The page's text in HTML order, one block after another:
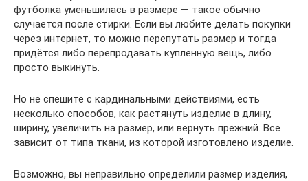
футболка уменьшилась в размере — такое обычно
случается после стирки. Если вы любите делать покупки
через интернет, то можно перепутать размер и тогда
придётся либо перепродавать купленную вещь, либо
просто выкинуть.
Но не спешите с кардинальными действиями, есть
несколько способов, как растянуть изделие в длину,
ширину, увеличить на размер, или вернуть прежний. Все
зависит от типа ткани, из которой изготовлено изделие.
Возможно, вы неправильно определили размер изделия,